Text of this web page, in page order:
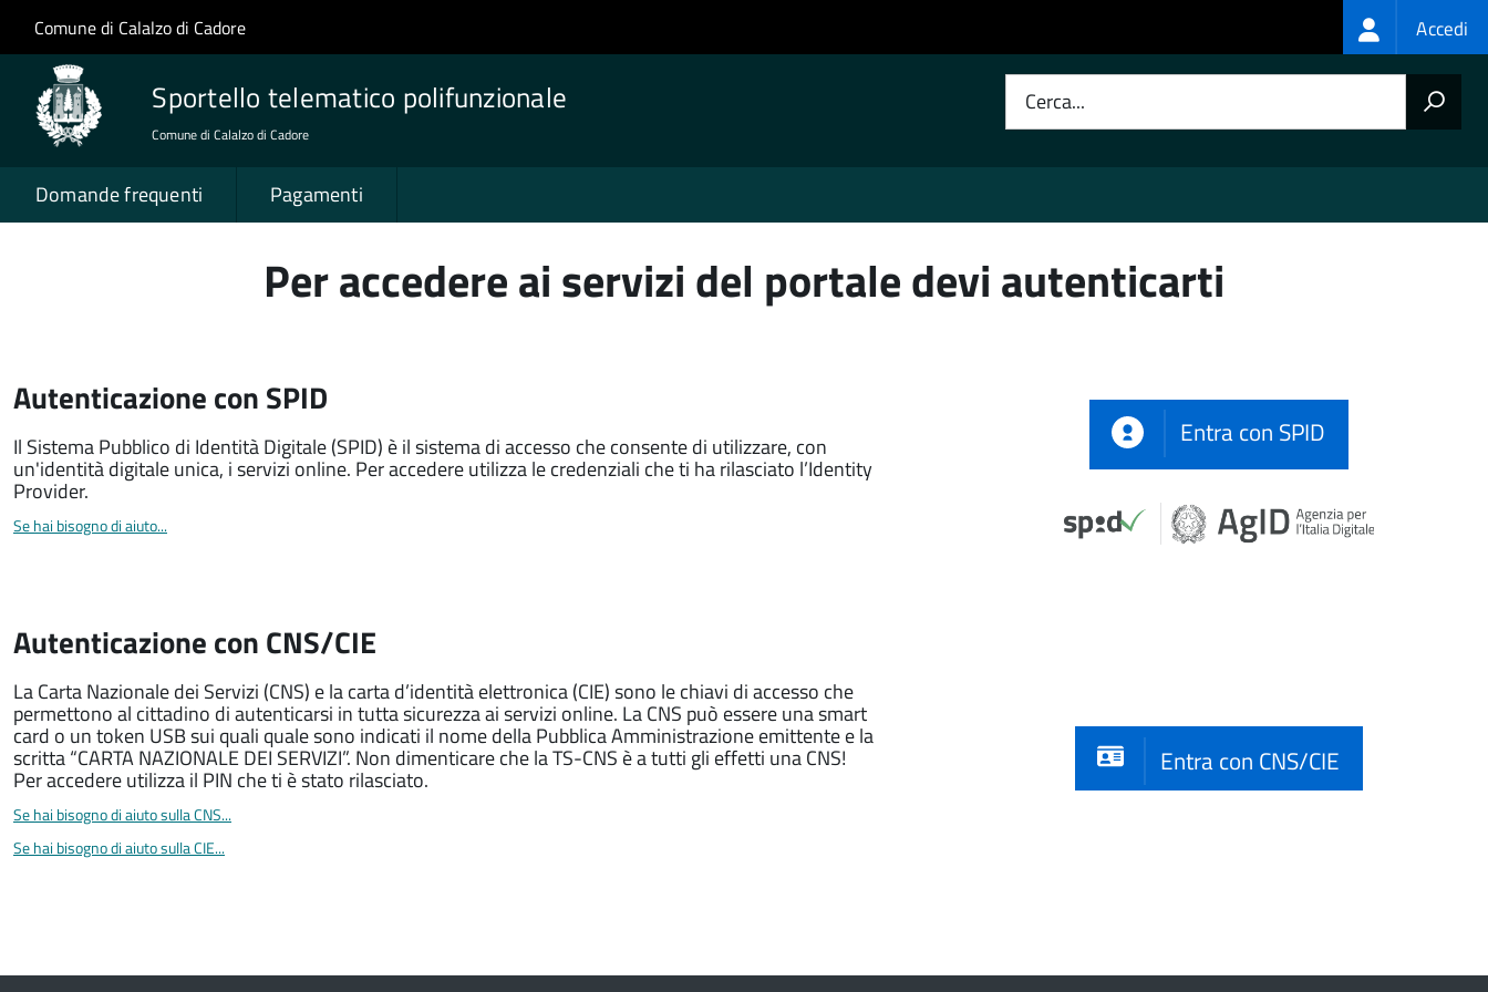
Salta al contenuto principale
Skip to site navigation
Comune di Calalzo di Cadore Login
menu
Accedi
Sportello telematico polifunzionale
Comune di Calalzo di Cadore
Cerca...
Domande frequenti Pagamenti
Per accedere ai servizi del portale devi autenticarti
Autenticazione con SPID
Il Sistema Pubblico di Identità Digitale (SPID) è il sistema di accesso che consente di utilizzare, con
un'identità digitale unica, i servizi online. Per accedere utilizza le credenziali che ti ha rilasciato l’Identity
Provider.
Se hai bisogno di aiuto...
Entra con SPID
Autenticazione con CNS/CIE
La Carta Nazionale dei Servizi (CNS) e la carta d’identità elettronica (CIE) sono le chiavi di accesso che
permettono al cittadino di autenticarsi in tutta sicurezza ai servizi online. La CNS può essere una smart
card o un token USB sui quali quale sono indicati il nome della Pubblica Amministrazione emittente e la
scritta “CARTA NAZIONALE DEI SERVIZI”. Non dimenticare che la TS-CNS è a tutti gli effetti una CNS!
Per accedere utilizza il PIN che ti è stato rilasciato.
Se hai bisogno di aiuto sulla CNS...
Se hai bisogno di aiuto sulla CIE...
Entra con CNS/CIE